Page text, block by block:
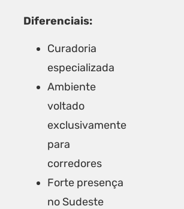
Diferenciais:
Curadoria
especializada
Ambiente
voltado
exclusivamente
para
corredores
Forte presença
no Sudeste